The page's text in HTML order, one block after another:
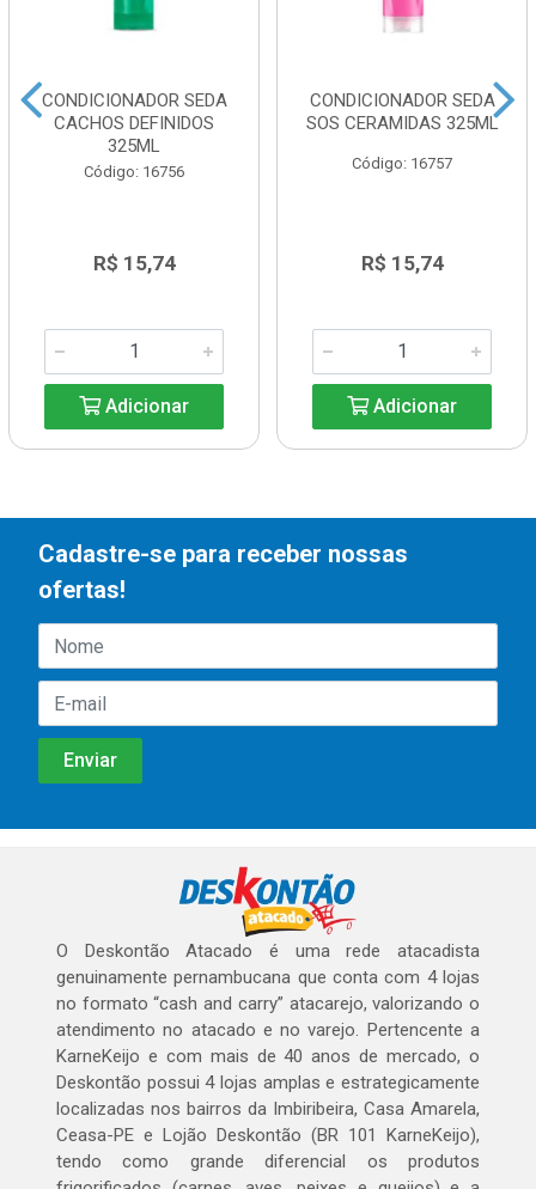
CONDICIONADOR SEDA
CACHOS DEFINIDOS
325ML
Código: 16756
R$ 15,74
Adicionar
CONDICIONADOR SEDA
SOS CERAMIDAS 325ML
Código: 16757
R$ 15,74
Adicionar
Cadastre-se para receber nossas
ofertas!
O Deskontão Atacado é uma rede atacadista
genuinamente pernambucana que conta com 4 lojas
no formato “cash and carry” atacarejo, valorizando o
atendimento no atacado e no varejo. Pertencente a
KarneKeijo e com mais de 40 anos de mercado, o
Deskontão possui 4 lojas amplas e estrategicamente
localizadas nos bairros da Imbiribeira, Casa Amarela,
Ceasa-PE e Lojão Deskontão (BR 101 KarneKeijo),
tendo como grande diferencial os produtos